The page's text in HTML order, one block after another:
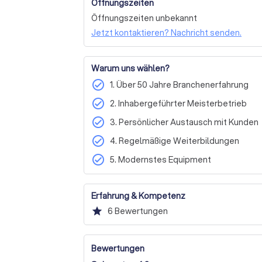
Sie als zufriedenen Kunden zu gewinnen.
Öffnungszeiten
Öffnungszeiten unbekannt
Jetzt kontaktieren? Nachricht senden.
Warum uns wählen?
check_circle 1. Über 50 Jahre Branchenerfahrung
check_circle 2. Inhabergeführter Meisterbetrieb
check_circle 3. Persönlicher Austausch mit Kunden
check_circle 4. Regelmäßige Weiterbildungen
check_circle 5. Modernstes Equipment
Erfahrung & Kompetenz
star 6 Bewertungen
Bewertungen